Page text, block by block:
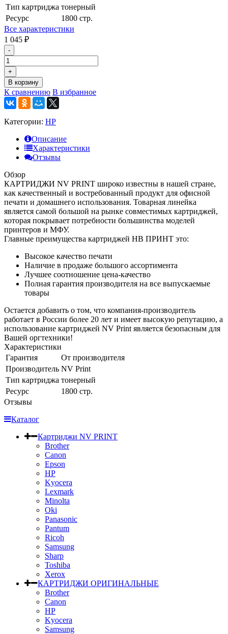
Тип картриджа тонерный
Ресурс
1800 стр.
Все характеристики
1 045 ₽
-
+
В корзину
К сравнению В избранное
Категории: HP
Описание
Характеристики
Отзывы
Обзор
КАРТРИДЖИ NV PRINT широко известны в нашей стране,
как качественный и востребованный продукт для офисной
печати и домашнего использования. Товарная линейка
является самой большой на рынке совместимых картриджей,
которая покрывает потребности большинства моделей
принтеров и МФУ.
Главные преимущества картриджей НВ ПРИНТ это:
Высокое качество печати
Наличие в продаже большого ассортимента
Лучшее соотношение цена-качество
Полная гарантия производителя на все выпускаемые
товары
Остается добавить о том, что компания-производитель
работает в России более 20 лет и имеет высокую репутацию, а
использование картриджей NV Print является безопасным для
Вашей оргтехники!
Характеристики
Гарантия
От производителя
Производитель NV Print
Тип картриджа тонерный
Ресурс
1800 стр.
Отзывы
Каталог
Картриджи NV PRINT
Brother
Canon
Epson
HP
Kyocera
Lexmark
Minolta
Oki
Panasonic
Pantum
Ricoh
Samsung
Sharp
Toshiba
Xerox
КАРТРИДЖИ ОРИГИНАЛЬНЫЕ
Brother
Canon
HP
Kyocera
Samsung